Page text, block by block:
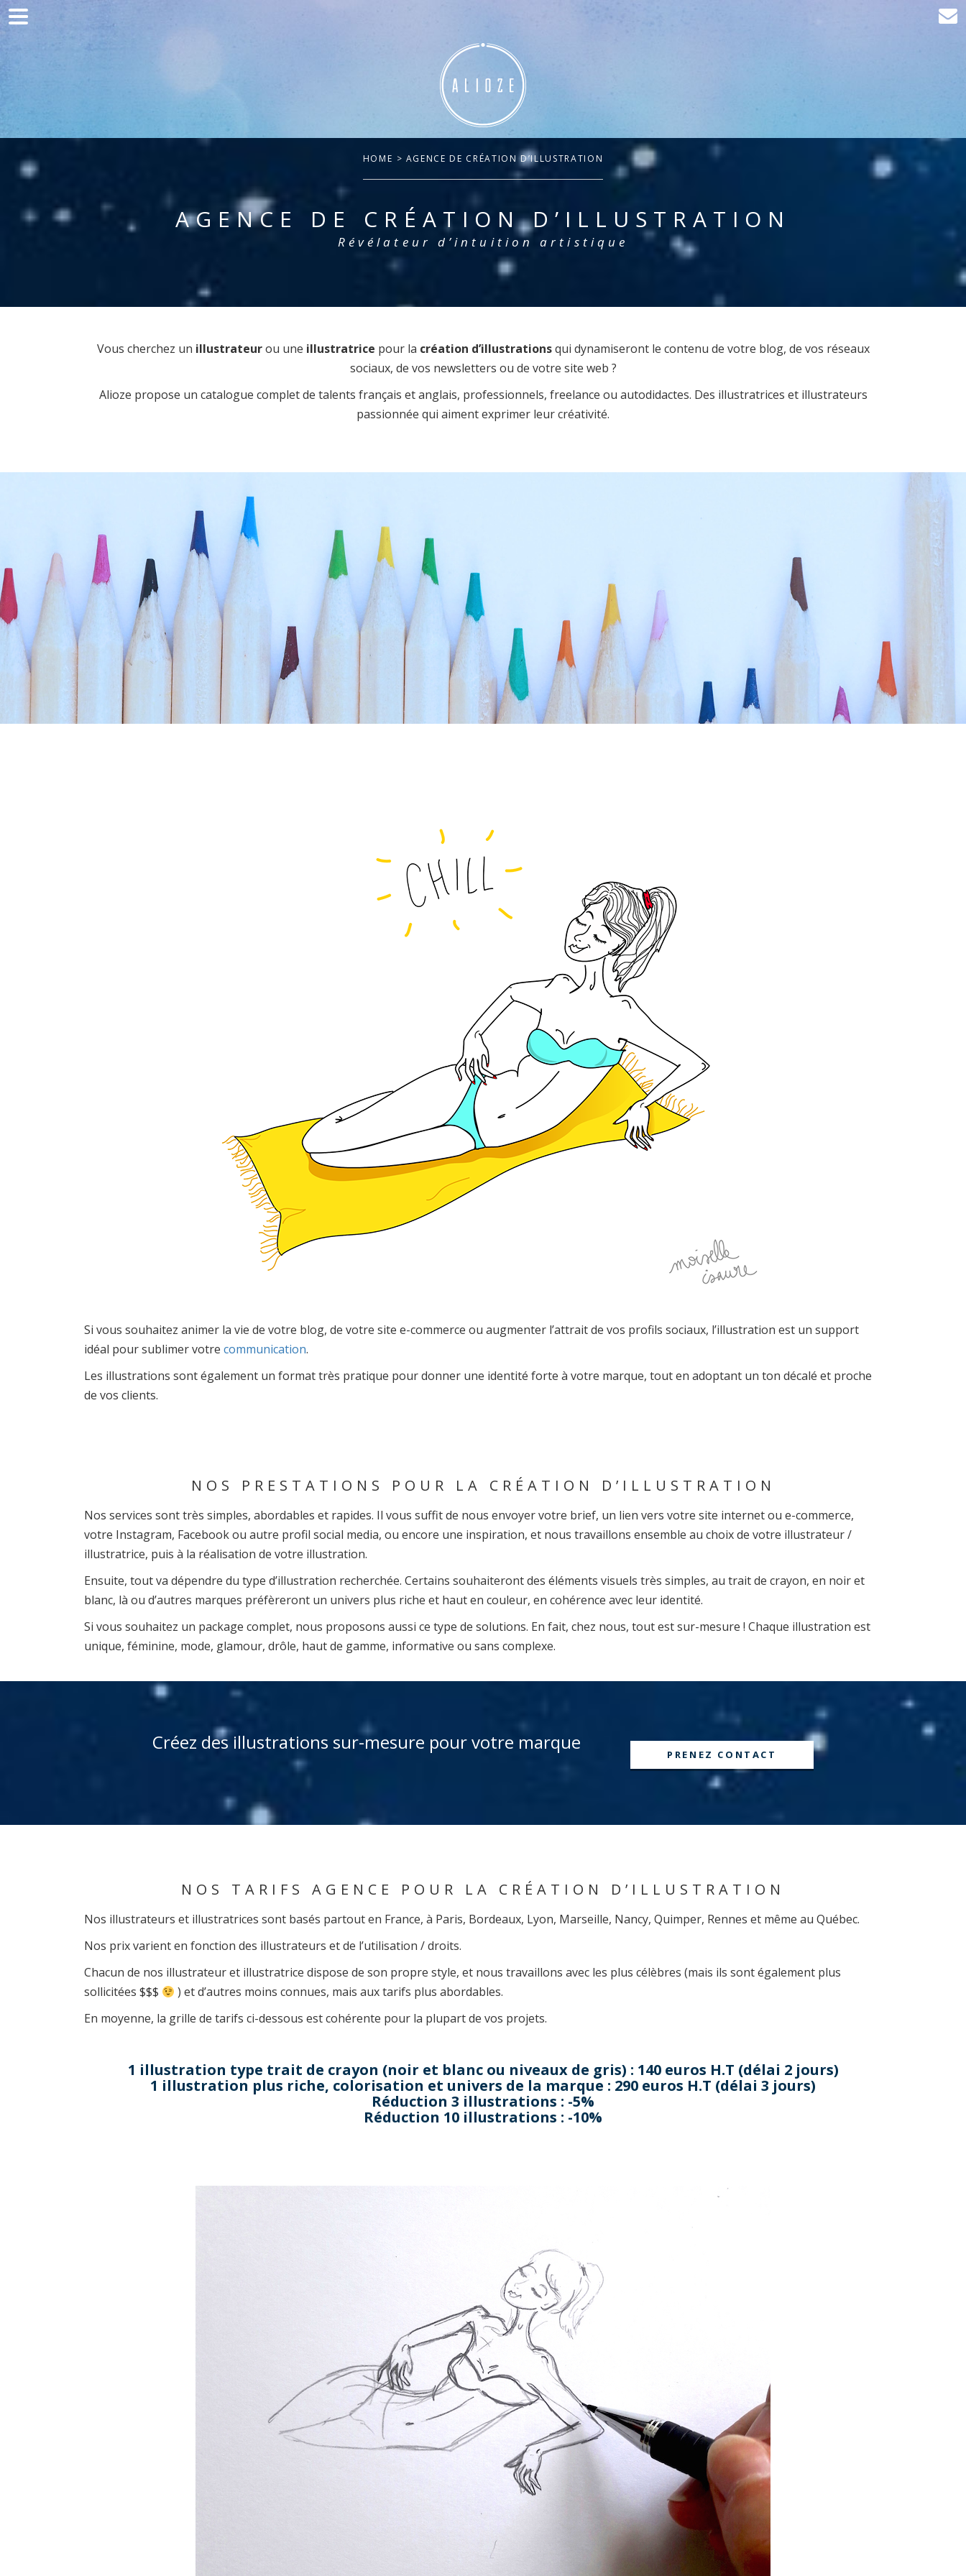
Home
Contact
HOME > AGENCE DE CRÉATION D’ILLUSTRATION
AGENCE DE CRÉATION D’ILLUSTRATION
Révélateur d’intuition artistique
Vous cherchez un illustrateurou une illustratrice pour la création d’illustrationsqui dynamiseront le contenu de votre blog, de vos réseaux
sociaux, de vos newsletters ou de votre site web ?
Alioze propose un catalogue complet de talents français et anglais, professionnels, freelance ou autodidactes. Des illustratrices et illustrateurs
passionnée qui aiment exprimer leur créativité.
Si vous souhaitez animer la vie de votre blog, de votre site e-commerce ou augmenter l’attrait de vos profils sociaux, l’illustration est un support
idéal pour sublimer votre communication.
Les illustrations sont également un format très pratique pour donner une identité forte à votre marque, tout en adoptant un ton décalé et proche
de vos clients.
NOS PRESTATIONS POUR LA CRÉATION D’ILLUSTRATION
Nos services sont très simples, abordables et rapides. Il vous suffit de nous envoyer votre brief, un lien vers votre site internet ou e-commerce,
votre Instagram, Facebook ou autre profil social media, ou encore une inspiration, et nous travaillons ensemble au choix de votre illustrateur /
illustratrice, puis à la réalisation de votre illustration.
Ensuite, tout va dépendre du type d’illustration recherchée. Certains souhaiteront des éléments visuels très simples, au trait de crayon, en noir et
blanc, là ou d’autres marques préfèreront un univers plus riche et haut en couleur, en cohérence avec leur identité.
Si vous souhaitez un package complet, nous proposons aussi ce type de solutions. En fait, chez nous, tout est sur-mesure ! Chaque illustration est
unique, féminine, mode, glamour, drôle, haut de gamme, informative ou sans complexe.
Créez des illustrations sur-mesure pour votre marque
PRENEZ CONTACT
NOS TARIFS AGENCE POUR LA CRÉATION D’ILLUSTRATION
Nos illustrateurs et illustratrices sont basés partout en France, à Paris, Bordeaux, Lyon, Marseille, Nancy, Quimper, Rennes et même au Québec.
Nos prix varient en fonction des illustrateurs et de l’utilisation / droits.
Chacun de nos illustrateur et illustratrice dispose de son propre style, et nous travaillons avec les plus célèbres (mais ils sont également plus
sollicitées $$$
) et d’autres moins connues, mais aux tarifs plus abordables.
En moyenne, la grille de tarifs ci-dessous est cohérente pour la plupart de vos projets.
1 illustration type trait de crayon (noir et blanc ou niveaux de gris) : 140 euros H.T (délai 2 jours)
1 illustration plus riche, colorisation et univers de la marque : 290 euros H.T (délai 3 jours)
Réduction 3 illustrations : -5%
Réduction 10 illustrations : -10%